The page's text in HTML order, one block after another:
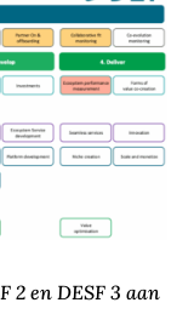
2 en DESF 3 aan